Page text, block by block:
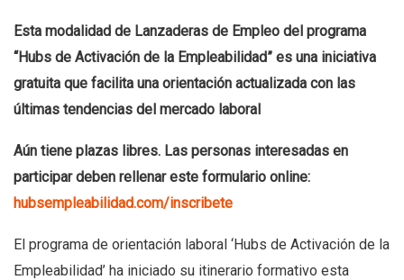
Esta modalidad de Lanzaderas de Empleo del programa
“Hubs de Activación de la Empleabilidad” es una iniciativa
gratuita que facilita una orientación actualizada con las
últimas tendencias del mercado laboral
Aún tiene plazas libres. Las personas interesadas en
participar deben rellenar este formulario online:
hubsempleabilidad.com/inscribete
El programa de orientación laboral ‘Hubs de Activación de la
Empleabilidad’ ha iniciado su itinerario formativo esta